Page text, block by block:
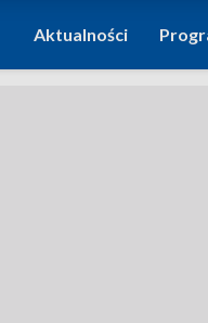
Aktualności